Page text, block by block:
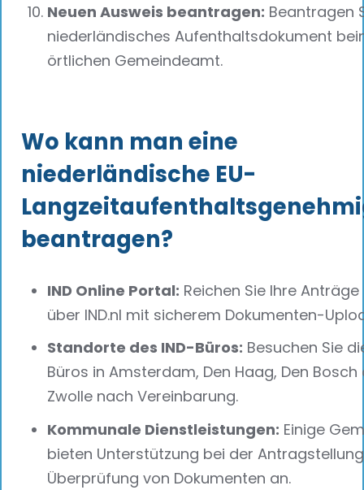
Neuen Ausweis beantragen: Beantragen
niederländisches Aufenthaltsdokument
örtlichen Gemeindeamt.
Wo kann man eine
niederländische EU-
beantragen?
IND Online Portal: Reichen Sie Ihre
über IND.nl mit sicherem Dokumenten-
Standorte des IND-Büros: Besuchen Sie
Büros in Amsterdam, Den Haag, Den Bosch
Zwolle nach Vereinbarung.
Kommunale Dienstleistungen: Einige
bieten Unterstützung bei der
Überprüfung von Dokumenten an.